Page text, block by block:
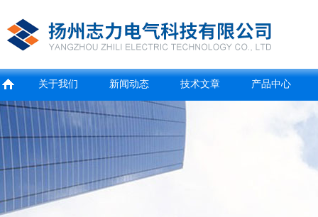
关于我们 新闻动态 技术文章 产品中心